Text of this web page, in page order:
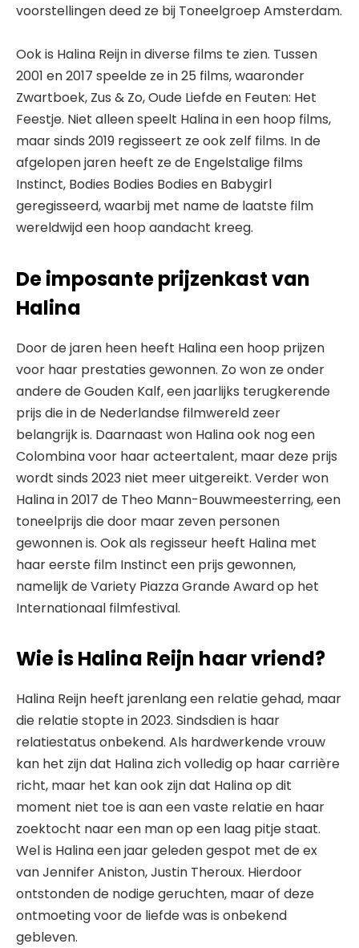
voorstellingen deed ze bij Toneelgroep Amsterdam.
Ook is Halina Reijn in diverse films te zien. Tussen
2001 en 2017 speelde ze in 25 films, waaronder
Zwartboek, Zus & Zo, Oude Liefde en Feuten: Het
Feestje. Niet alleen speelt Halina in een hoop films,
maar sinds 2019 regisseert ze ook zelf films. In de
afgelopen jaren heeft ze de Engelstalige films
Instinct, Bodies Bodies Bodies en Babygirl
geregisseerd, waarbij met name de laatste film
wereldwijd een hoop aandacht kreeg.
De imposante prijzenkast van
Halina
Door de jaren heen heeft Halina een hoop prijzen
voor haar prestaties gewonnen. Zo won ze onder
andere de Gouden Kalf, een jaarlijks terugkerende
prijs die in de Nederlandse filmwereld zeer
belangrijk is. Daarnaast won Halina ook nog een
Colombina voor haar acteertalent, maar deze prijs
wordt sinds 2023 niet meer uitgereikt. Verder won
Halina in 2017 de Theo Mann-Bouwmeesterring, een
toneelprijs die door maar zeven personen
gewonnen is. Ook als regisseur heeft Halina met
haar eerste film Instinct een prijs gewonnen,
namelijk de Variety Piazza Grande Award op het
Internationaal filmfestival.
Wie is Halina Reijn haar vriend?
Halina Reijn heeft jarenlang een relatie gehad, maar
die relatie stopte in 2023. Sindsdien is haar
relatiestatus onbekend. Als hardwerkende vrouw
kan het zijn dat Halina zich volledig op haar carrière
richt, maar het kan ook zijn dat Halina op dit
moment niet toe is aan een vaste relatie en haar
zoektocht naar een man op een laag pitje staat.
Wel is Halina een jaar geleden gespot met de ex
van Jennifer Aniston, Justin Theroux. Hierdoor
ontstonden de nodige geruchten, maar of deze
ontmoeting voor de liefde was is onbekend
gebleven.